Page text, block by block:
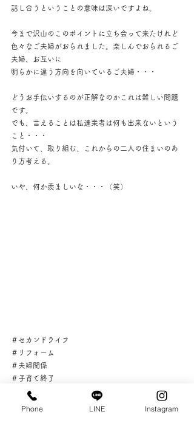
話し合うということの意味は深いですよね。
今まで沢山のこのポイントに立ち会って来たけれど
色々なご夫婦がおられました。楽しんでおられるご
夫婦、お互いに
明らかに違う方向を向いているご夫婦・・・
どうお手伝いするのが正解なのかこれは難しい問題
です。
でも、言えることは私達業者は何も出来ないという
こと・・・
気付いて、取り組む、これからの二人の住まいのあ
り方考える。
いや、何か羨ましいな・・・（笑）
＃セカンドライフ
＃リフォーム
＃夫婦関係
＃子育て終了
＃シニアライフに向かって
Phone LINE Instagram